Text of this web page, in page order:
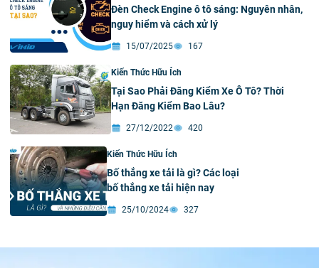
Đèn Check Engine ô tô sáng: Nguyên nhân,
nguy hiểm và cách xử lý
15/07/2025 167
Kiến Thức Hữu Ích
Tại Sao Phải Đăng Kiểm Xe Ô Tô? Thời
Hạn Đăng Kiểm Bao Lâu?
27/12/2022 420
Kiến Thức Hữu Ích
Bố thắng xe tải là gì? Các loại
bố thắng xe tải hiện nay
25/10/2024 327